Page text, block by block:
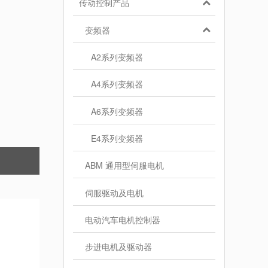
传动控制产品
变频器
A2系列变频器
A4系列变频器
A6系列变频器
E4系列变频器
ABM 通用型伺服电机
伺服驱动及电机
电动汽车电机控制器
步进电机及驱动器